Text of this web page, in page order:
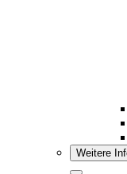
Weitere